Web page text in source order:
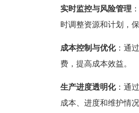
实时监控与风险管理
时调整资源和计划，
成本控制与优化：通
费，提高成本效益。
生产进度透明化：通过
成本、进度和维护情